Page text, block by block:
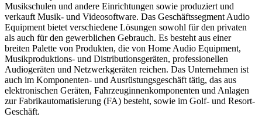
Musikschulen und andere Einrichtungen sowie produziert und
verkauft Musik- und Videosoftware. Das Geschäftssegment Audio
Equipment bietet verschiedene Lösungen sowohl für den privaten
als auch für den gewerblichen Gebrauch. Es besteht aus einer
breiten Palette von Produkten, die von Home Audio Equipment,
Musikproduktions- und Distributionsgeräten, professionellen
Audiogeräten und Netzwerkgeräten reichen. Das Unternehmen ist
auch im Komponenten- und Ausrüstungsgeschäft tätig, das aus
elektronischen Geräten, Fahrzeuginnenkomponenten und Anlagen
zur Fabrikautomatisierung (FA) besteht, sowie im Golf- und Resort-
Geschäft.